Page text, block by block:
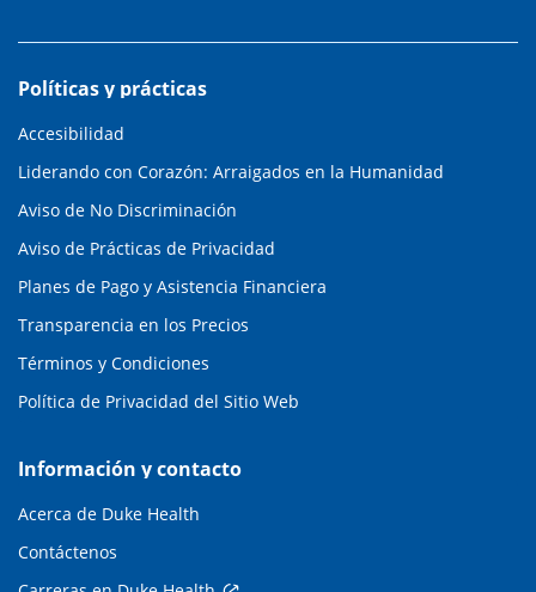
Políticas y prácticas
Accesibilidad
Liderando con Corazón: Arraigados en la Humanidad
Aviso de No Discriminación
Aviso de Prácticas de Privacidad
Planes de Pago y Asistencia Financiera
Transparencia en los Precios
Términos y Condiciones
Política de Privacidad del Sitio Web
Información y contacto
Acerca de Duke Health
Contáctenos